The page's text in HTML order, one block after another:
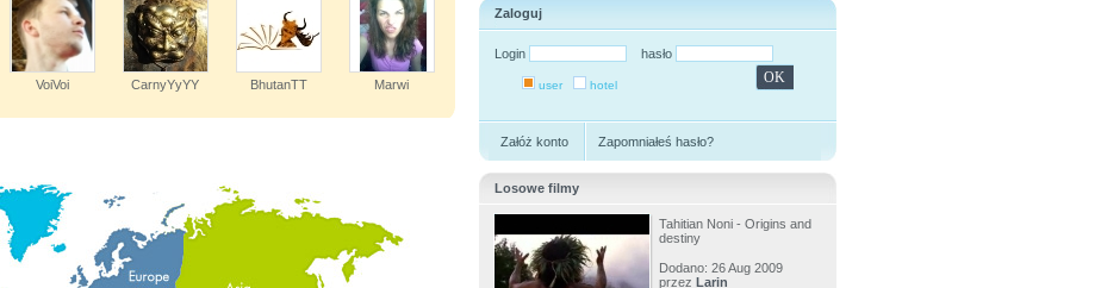
VoiVoi CarnyYyYY BhutanTT Marwi
Zaloguj
Login hasło
user hotel
Załóż konto Zapomniałeś hasło?
Losowe filmy
Tahitian Noni - Origins and
destiny
Dodano: 26 Aug 2009
przez Larin